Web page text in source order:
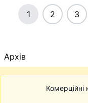
1 2 3
Архів